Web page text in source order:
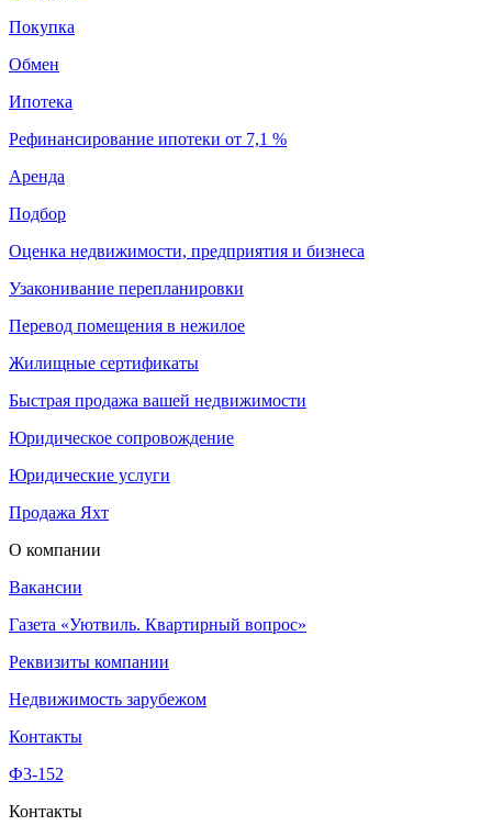
Покупка
Обмен
Ипотека
Рефинансирование ипотеки от 7,1 %
Аренда
Подбор
Оценка недвижимости, предприятия и бизнеса
Узаконивание перепланировки
Перевод помещения в нежилое
Жилищные сертификаты
Быстрая продажа вашей недвижимости
Юридическое сопровождение
Юридические услуги
Продажа Яхт
О компании
Вакансии
Газета «Уютвиль. Квартирный вопрос»
Реквизиты компании
Недвижимость зарубежом
Контакты
Ф3-152
Контакты